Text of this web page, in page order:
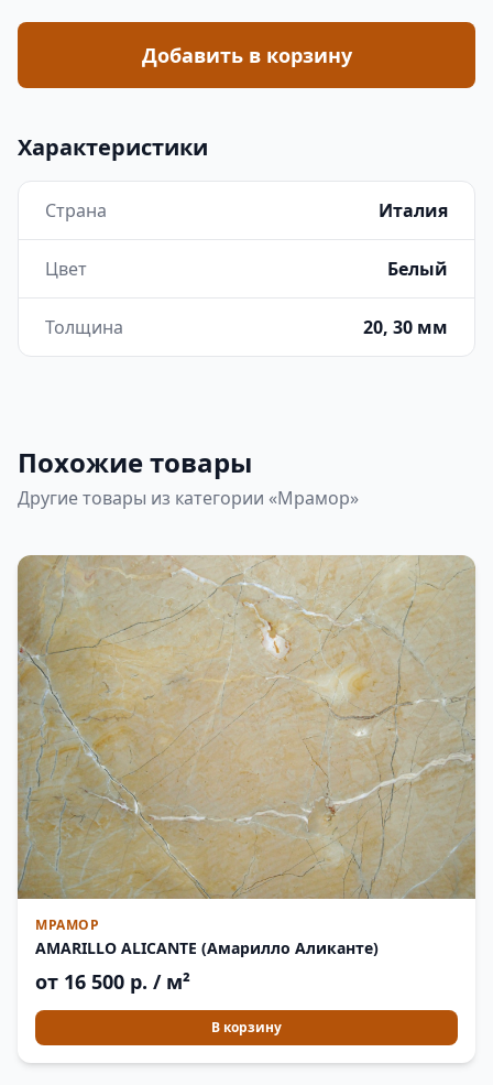
Добавить в корзину
Характеристики
Страна Италия
Цвет Белый
Толщина 20, 30 мм
Похожие товары
Другие товары из категории «Мрамор»
МРАМОР
AMARILLO ALICANTE (Амарилло Аликанте)
от 16 500 р. / м²
В корзину